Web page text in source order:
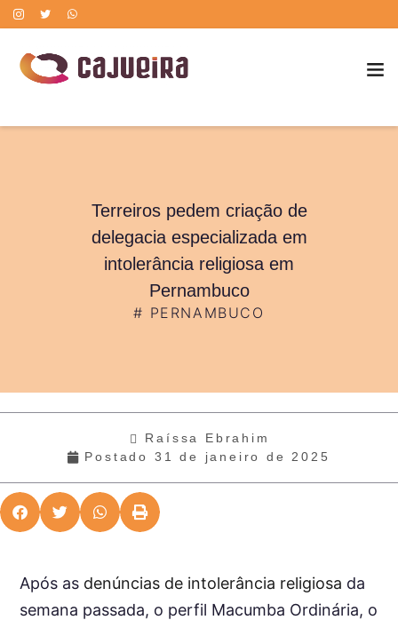
Terreiros pedem criação de
delegacia especializada em
intolerância religiosa em
Pernambuco
# PERNAMBUCO
Raíssa Ebrahim
Postado
31 de janeiro de 2025
Após as denúncias de intolerância religiosa da
semana passada, o perfil Macumba Ordinária, o